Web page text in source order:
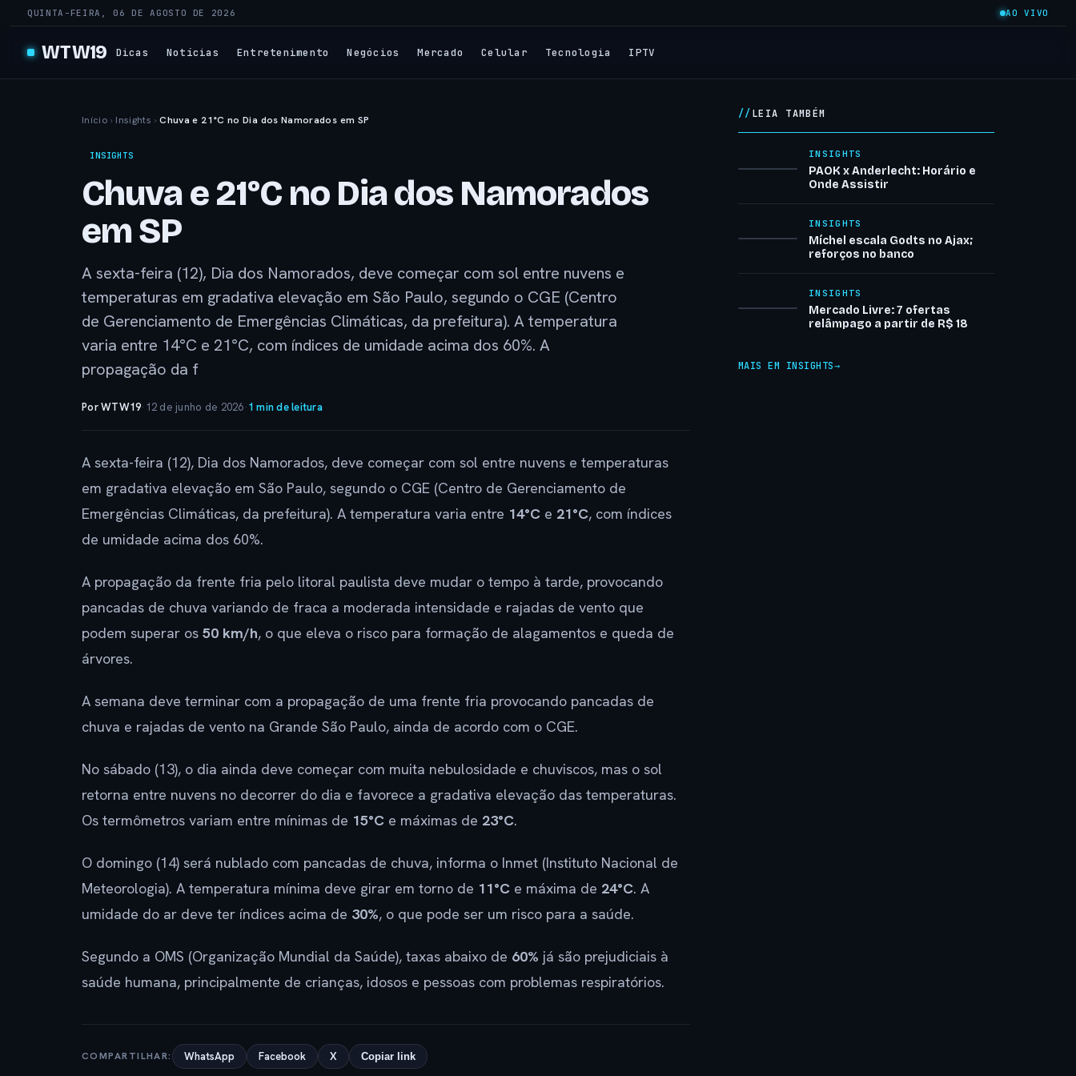
QUINTA-FEIRA, 06 DE AGOSTO DE 2026 AO VIVO
WTW19 Dicas Notícias Entretenimento Negócios Mercado Celular Tecnologia IPTV
Início › Insights › Chuva e 21°C no Dia dos Namorados em SP
INSIGHTS
Chuva e 21°C no Dia dos Namorados
em SP
A sexta-feira (12), Dia dos Namorados, deve começar com sol entre nuvens e
temperaturas em gradativa elevação em São Paulo, segundo o CGE (Centro
de Gerenciamento de Emergências Climáticas, da prefeitura). A temperatura
varia entre 14°C e 21°C, com índices de umidade acima dos 60%. A
propagação da f
Por WTW19· 12 de junho de 2026·1 min de leitura
A sexta-feira (12), Dia dos Namorados, deve começar com sol entre nuvens e temperaturas
em gradativa elevação em São Paulo, segundo o CGE (Centro de Gerenciamento de
Emergências Climáticas, da prefeitura). A temperatura varia entre 14°C e 21°C, com índices
de umidade acima dos 60%.
A propagação da frente fria pelo litoral paulista deve mudar o tempo à tarde, provocando
pancadas de chuva variando de fraca a moderada intensidade e rajadas de vento que
podem superar os 50 km/h, o que eleva o risco para formação de alagamentos e queda de
árvores.
A semana deve terminar com a propagação de uma frente fria provocando pancadas de
chuva e rajadas de vento na Grande São Paulo, ainda de acordo com o CGE.
No sábado (13), o dia ainda deve começar com muita nebulosidade e chuviscos, mas o sol
retorna entre nuvens no decorrer do dia e favorece a gradativa elevação das temperaturas.
Os termômetros variam entre mínimas de 15°C e máximas de 23°C.
O domingo (14) será nublado com pancadas de chuva, informa o Inmet (Instituto Nacional de
Meteorologia). A temperatura mínima deve girar em torno de 11°C e máxima de 24°C. A
umidade do ar deve ter índices acima de 30%, o que pode ser um risco para a saúde.
Segundo a OMS (Organização Mundial da Saúde), taxas abaixo de 60% já são prejudiciais à
saúde humana, principalmente de crianças, idosos e pessoas com problemas respiratórios.
COMPARTILHAR: WhatsApp Facebook X Copiar link
LEIA TAMBÉM
INSIGHTS
PAOK x Anderlecht: Horário e
Onde Assistir
INSIGHTS
Míchel escala Godts no Ajax;
reforços no banco
INSIGHTS
Mercado Livre: 7 ofertas
relâmpago a partir de R$ 18
MAIS EM INSIGHTS